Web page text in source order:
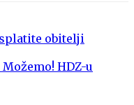
obitelji
HDZ-u